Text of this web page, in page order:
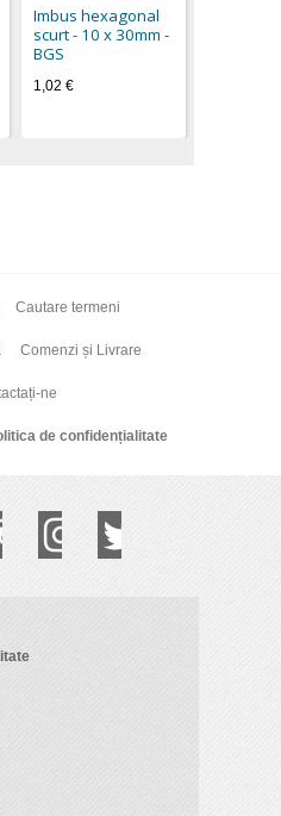
Imbus hexagonal
scurt - 10 x 30mm -
BGS
1,02 €
Cautare termeni
Comenzi și Livrare
ne
de confidențialitate